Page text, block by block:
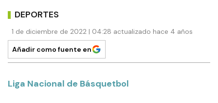
DEPORTES
1 de diciembre de 2022 | 04:28 actualizado hace 4 años
Añadir como fuente en
Liga Nacional de Básquetbol